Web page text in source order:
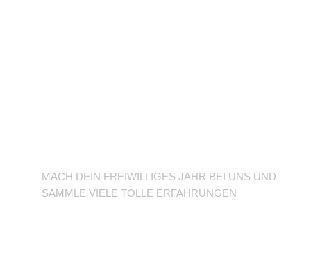
MACH DEIN FREIWILLIGES JAHR BEI UNS UND
SAMMLE VIELE TOLLE ERFAHRUNGEN